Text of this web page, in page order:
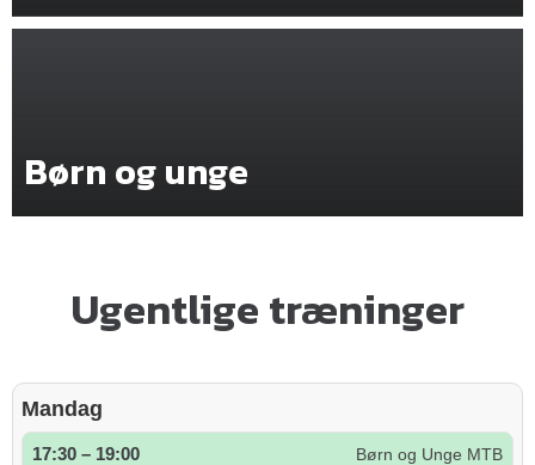
Børn og unge
Ugentlige træninger
Mandag
17:30 – 19:00 Børn og Unge MTB